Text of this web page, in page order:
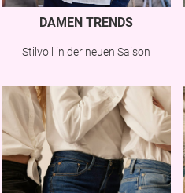
DAMEN TRENDS
Stilvoll in der neuen Saison